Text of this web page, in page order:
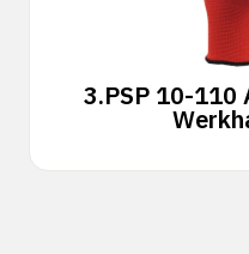
3.PSP 10-